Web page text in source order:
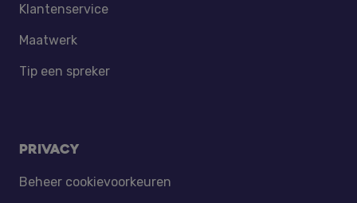
Klantenservice
Maatwerk
Tip een spreker
Privacy
Beheer cookievoorkeuren